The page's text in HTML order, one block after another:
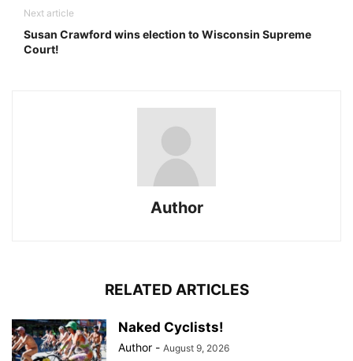
Next article
Susan Crawford wins election to Wisconsin Supreme
Court!
Author
RELATED ARTICLES
Naked Cyclists!
Author - August 9, 2026